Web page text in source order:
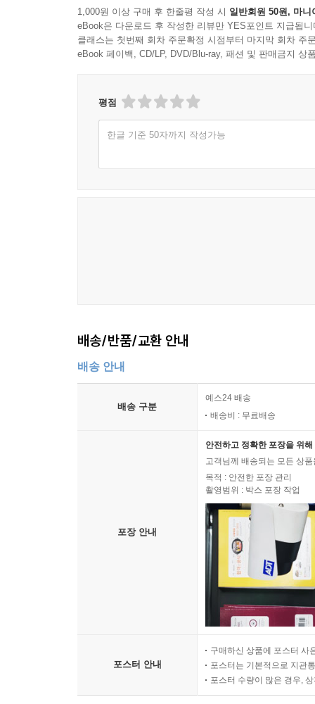
1,000원 이상 구매 후 한줄평 작성 시 일반회원 50원, 마니
eBook은 다운로드 후 작성한 리뷰만 YES포인트 지급됩니
클래스는 첫번째 회차 주문확정 시점부터 마지막 회차 주
eBook 페이백, CD/LP, DVD/Blu-ray, 패션 및 판매금지 상
평점
한글 기준 50자까지 작성가능
배송/반품/교환 안내
배송 안내
배송 구분
예스24 배송
배송비 : 무료배송
포장 안내
안전하고 정확한 포장을 위
고객님께 배송되는 모든 상
목적 : 안전한 포장 관리
촬영범위 : 박스 포장 작업
포스터 안내
구매하신 상품에 포스터 사
포스터는 기본적으로 지관
포스터 수량이 많은 경우,